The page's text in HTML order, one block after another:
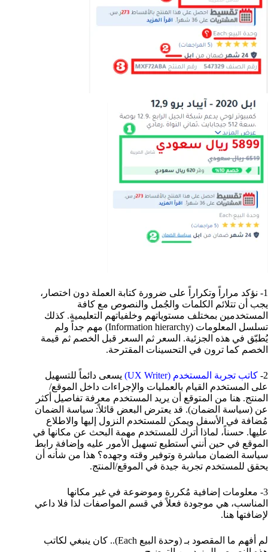
1- نؤكد مراراً وتكراراً على ضرورة كتابة العملة دون اختصار،
يجب أن تتلائم الكلمات والجُمل والنصوص مع كافة
المستخدمين بمختلف مستوياتهم وخلفياتهم التعليمية. كذلك
تسلسل المعلومات (Information hierarchy) مهم جداً ولم
يُطبّق في هذه الجزئية. السعر ثم السعر قبل الخصم ثم قيمة
الخصم كما ترون في التحسينات المقترحة.
2- كاتب تجربة المستخدم (UX Writer)
يسعى دائماً للتسهيل
على المستخدم القيام بالعمليات والإجراءات داخل الموقع/
المنتج. هنا من المتوقع أن يريد المستخدم معرفة تفاصيل أكثر
عن (سياسة الضمان). قد يعترض البعض قائلاً: سياسة الضمان
مُضافة في الأسفل ويمكن للمستخدم النزول إليها والاطلاع
عليها. حسناً، لماذا أترك للمستخدم مهمة البحث عن مكانها في
الموقع في حين أنني أستطيع تسهيل الأمور عليه وإضافة رابط
سياسة الضمان مباشرة وتوفير وقته وجهده؟ هذا من شأنه أن
يحقق للمستخدم تجربة جيدة في الموقع/المنتج.
3- معلومات إضافية مُكررة وموضوعة في غير مكانها
المناسب، هي موجودة فعلاً في قسم المواصفات لذا فلا داعي
لإضافتها هنا.
لم أفهم ما المقصود بـ (وحدة البيع Each).. كان ينبغي لكاتب